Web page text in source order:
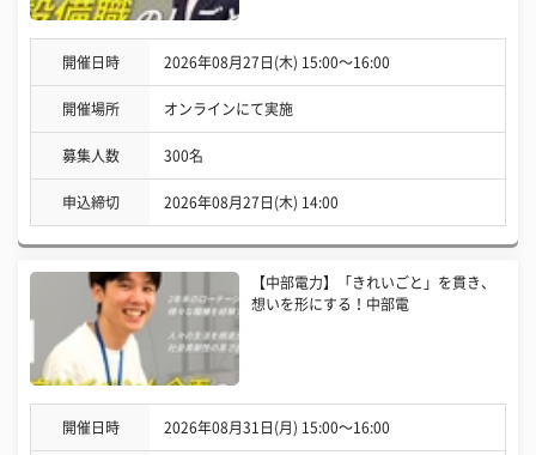
開催日時 2026年08月27日(木) 15:00〜16:00
開催場所 オンラインにて実施
募集人数 300名
申込締切 2026年08月27日(木) 14:00
【中部電力】「きれいごと」を貫き、
想いを形にする！中部電
開催日時 2026年08月31日(月) 15:00〜16:00